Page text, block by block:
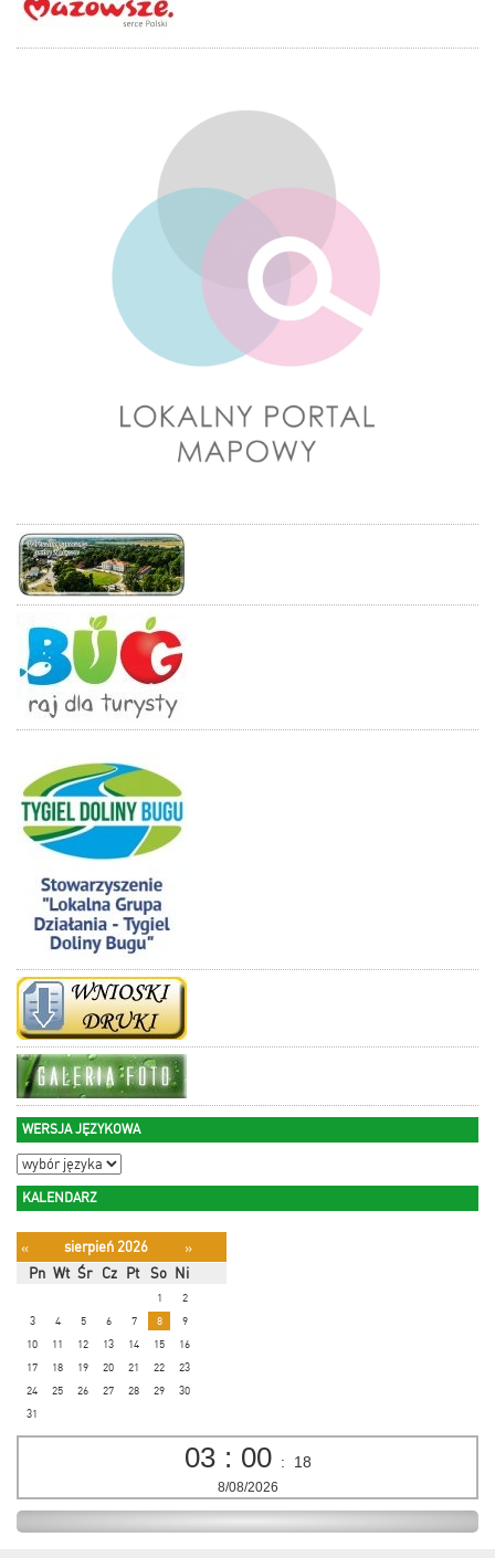
WERSJA JĘZYKOWA
KALENDARZ
« sierpień 2026
»
Pn Wt Śr Cz Pt So Ni
1
2
3
4 5 6 7 8
9
10
11 12 13 14 15
16
17
18 19 20 21 22
23
24
25 26 27 28 29
30
31
03 : 00 : 18
8/08/2026